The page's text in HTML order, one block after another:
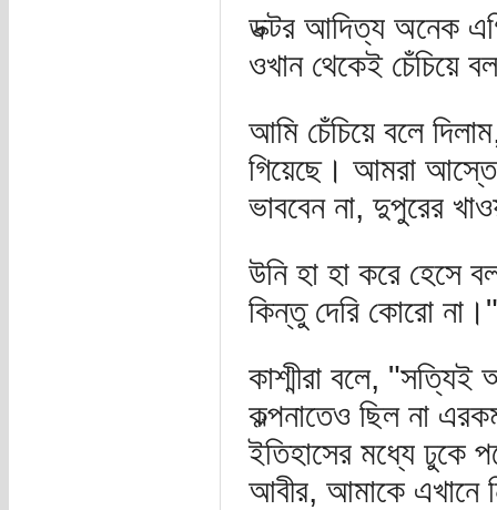
ডক্টর আদিত্য অনেক
ওখান থেকেই চেঁচিয়ে
আমি চেঁচিয়ে বলে
গিয়েছে। আমরা
ভাববেন না, দুপুরের
উনি হা হা করে
কিন্তু দেরি কোরো
কাশ্মীরা বলে,
কল্পনাতেও ছিল না
ইতিহাসের মধ্যে ঢুকে
আবীর, আমাকে এখানে